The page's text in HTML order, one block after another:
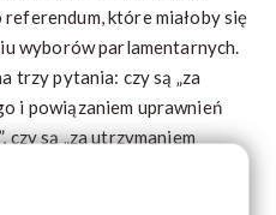
które miałoby się
wyborów parlamentarnych.
trzy pytania: czy są „za
i powiązaniem uprawnień
czy są „za utrzymaniem
Państwowego
i czy są „za